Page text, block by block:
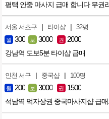
평택 안중 마사지 급매 합니다 무권
서울 서초구 | 타이샵 | 32평
월 300 보 3000 권 2000
강남역 도보5분 타이샵 급매
인천 서구 | 중국샵 | 100평
월 200 보 3000 권 1500
석남역 먹자상권 중국마사지샵 급매.